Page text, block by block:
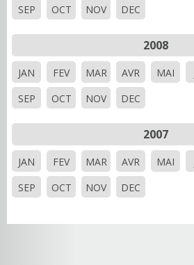
SEP
OCT NOV DEC
2008
JAN FEV MAR AVR MAI
SEP
OCT NOV DEC
2007
JAN FEV MAR AVR MAI
SEP
OCT NOV DEC